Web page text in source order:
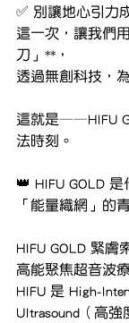
✅ 別讓地心引力
這一次，讓我們
刀」**，
透過無創科技，
這就是——HIFU
法時刻。
👑 HIFU GOLD
「能量織網」的
HIFU GOLD 緊膚
高能聚焦超音波療
HIFU 是 High-
Ultrasound（高